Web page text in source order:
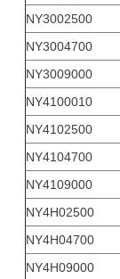
NY3002500
NY3004700
NY3009000
NY4100010
NY4102500
NY4104700
NY4109000
NY4H02500
NY4H04700
NY4H09000